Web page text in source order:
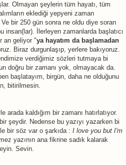
Olmayan şeylerin tüm hayatı, tüm
eklediği yepyeni zaman
bir 250 gün sonra ne oldu diye soran
insan(lar). İlerleyen zamanlarda başlatıcı
an geliyor "ya hayatım da başlamadan
Biraz durgunlaşıp, yerlere bakıyoruz.
verdiğimiz sözleri tutmaya bi
doğru bir zamanı yok, olmayacak da.
başlatayım, birgün, daha ne olduğunu
bitirilmesin.
kaldığım bir zamanı hatırlatıyor.
şeydir. Nedense bu yazıyı yazarken bi
bir söz var o şarkıda : I love you but I'm
yazının ana fikrine sadık kalarak
Sevin.